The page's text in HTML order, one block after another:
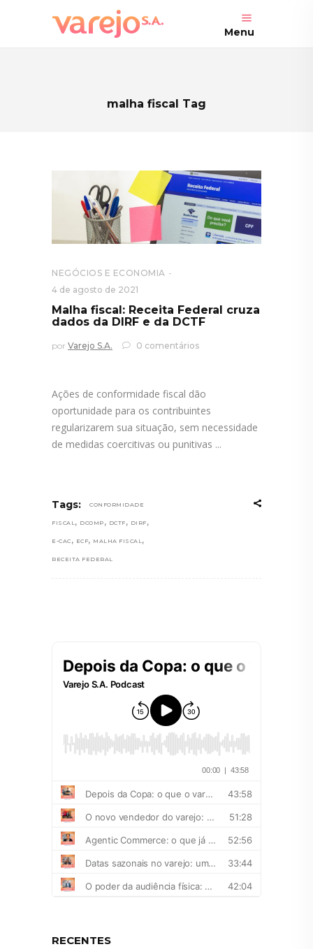
Menu
malha fiscal Tag
NEGÓCIOS E ECONOMIA
4 de agosto de 2021
Malha fiscal: Receita Federal cruza
dados da DIRF e da DCTF
por Varejo S.A. 0 comentários
Ações de conformidade fiscal dão
oportunidade para os contribuintes
regularizarem sua situação, sem necessidade
de medidas coercitivas ou punitivas
Tags: CONFORMIDADE
FISCAL, DCOMP , DCTF , DIRF ,
E-CAC , ECF, MALHA FISCAL,
RECEITA FEDERAL
RECENTES